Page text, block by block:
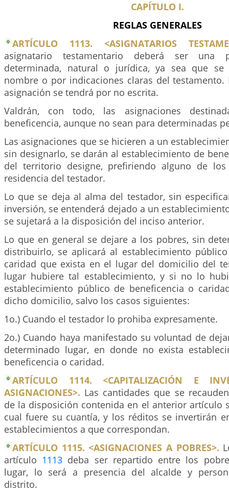
CAPÍTULO I.
REGLAS GENERALES
ARTÍCULO 1113. <ASIGNATARIOS
asignatario testamentario deberá ser una
determinada, natural o jurídica, ya sea que
nombre o por indicaciones claras del testamento.
asignación se tendrá por no escrita.
Valdrán, con todo, las asignaciones
beneficencia, aunque no sean para determinadas
Las asignaciones que se hicieren a un
sin designarlo, se darán al establecimiento de
del territorio designe, prefiriendo alguno de
residencia del testador.
Lo que se deja al alma del testador, sin
inversión, se entenderá dejado a un
se sujetará a la disposición del inciso anterior.
Lo que en general se dejare a los pobres, sin
distribuirlo, se aplicará al establecimiento
caridad que exista en el lugar del domicilio del
lugar hubiere tal establecimiento, y si no lo
establecimiento público de beneficencia o
dicho domicilio, salvo los casos siguientes:
1o.) Cuando el testador lo prohiba expresamente.
2o.) Cuando haya manifestado su voluntad de
determinado lugar, en donde no exista
beneficencia o caridad.
ARTÍCULO 1114. <CAPITALIZACIÓN E
ASIGNACIONES>. Las cantidades que se
de la disposición contenida en el anterior artículo
cual fuere su cuantía, y los réditos se invertirán
establecimientos a que correspondan.
ARTÍCULO 1115. <ASIGNACIONES A POBRES>.
artículo 1113 deba ser repartido entre los
lugar, lo será a presencia del alcalde y
distrito.